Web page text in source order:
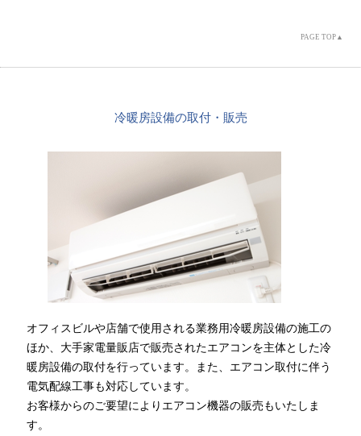
PAGE TOP▲
冷暖房設備の取付・販売
オフィスビルや店舗で使用される業務用冷暖房設備の施工の
ほか、大手家電量販店で販売されたエアコンを主体とした冷
暖房設備の取付を行っています。また、エアコン取付に伴う
電気配線工事も対応しています。
お客様からのご要望によりエアコン機器の販売もいたしま
す。